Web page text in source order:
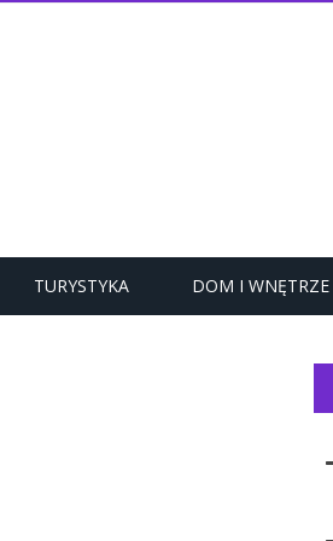
TURYSTYKA DOM I WNĘTRZE